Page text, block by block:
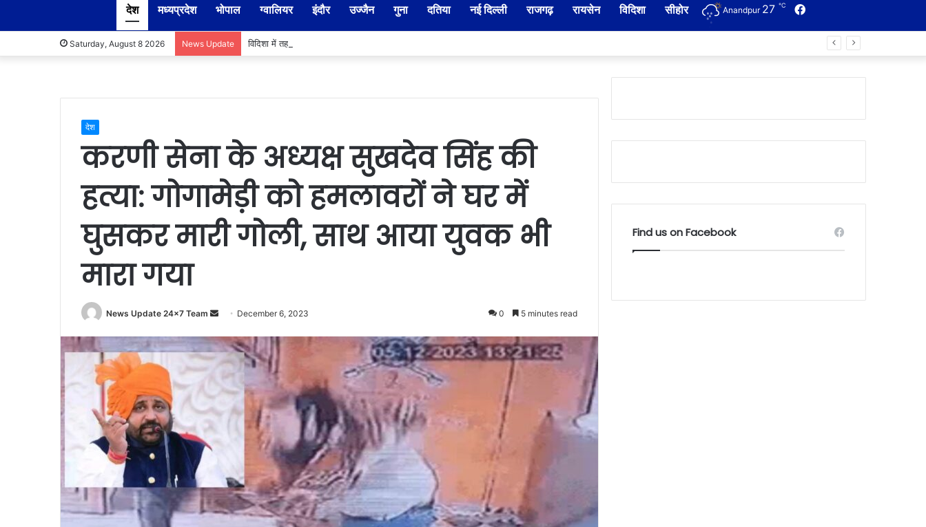
देश मध्यप्रदेश भोपाल ग्वालियर इंदौर उज्जैन गुना दतिया नई दिल्ली राजगढ़ रायसेन विदिशा सीहोर Facebook
Anandpur 27 ℃
Saturday, August 8 2026 News Update विदिशा में तहसीलदार-नायब तहसीलदारों के प्रभार बदले, कलेक्टर ने जारी किए नए पदस्थापना आदेश
देश
करणी सेना के अध्यक्ष सुखदेव सिंह की
हत्या: गोगामेड़ी को हमलावरों ने घर में
घुसकर मारी गोली, साथ आया युवक भी
मारा गया
News Update 24x7 Team
Send
email
December 6, 2023 0 5 minutes read
Find us on Facebook